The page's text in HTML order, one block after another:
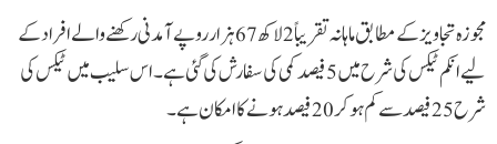
مجوزہ تجاویز کے مطابق ماہانہ تقریباً 2 لاکھ 67 ہزار روپے آمدنی رکھنے والے افراد کے
لیے انکم ٹیکس کی شرح میں 5 فیصد کمی کی سفارش کی گئی ہے۔ اس سلیب میں ٹیکس کی
شرح 25 فیصد سے کم ہو کر 20 فیصد ہونے کا امکان ہے۔